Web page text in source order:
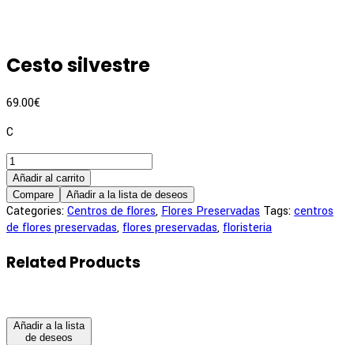
Cesto silvestre
69.00€
C
Cesto
silvestre
cantidad
Añadir al carrito
Compare
Añadir a la lista de deseos
Categories:Centros de flores, Flores Preservadas Tags:centros
de flores preservadas, flores preservadas, floristeria
Related Products
Añadir a la lista
de deseos